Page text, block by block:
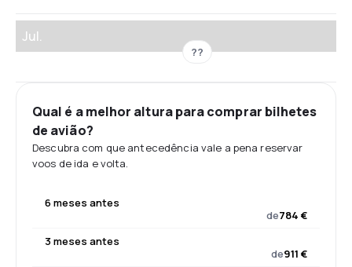
Jul.
??
Qual é a melhor altura para comprar bilhetes
de avião?
Descubra com que antecedência vale a pena reservar
voos de ida e volta.
6 meses antes
de784 €
3 meses antes
de911 €